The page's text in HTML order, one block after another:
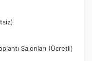
.
Salonları (Ücretli)